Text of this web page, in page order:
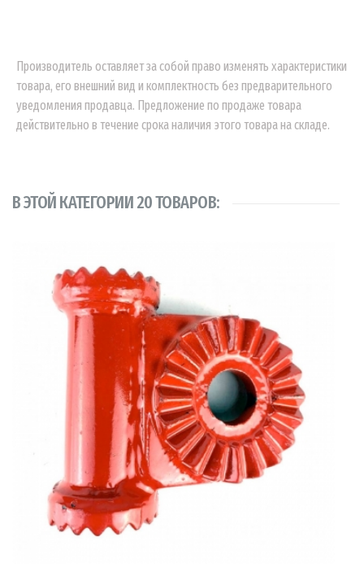
Производитель оставляет за собой право изменять характеристики
товара, его внешний вид и комплектность без предварительного
уведомления продавца. Предложение по продаже товара
действительно в течение срока наличия этого товара на складе.
В ЭТОЙ КАТЕГОРИИ 20 ТОВАРОВ: